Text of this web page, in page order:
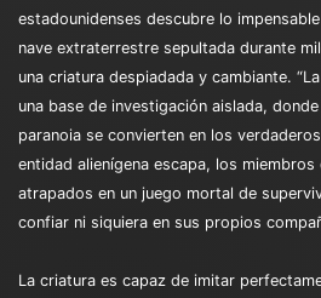
estadounidenses descubre lo
nave extraterrestre sepultada durante
una criatura despiadada y cambiante.
una base de investigación aislada,
paranoia se convierten en los
entidad alienígena escapa, los
atrapados en un juego mortal de
confiar ni siquiera en sus propios
La criatura es capaz de imitar